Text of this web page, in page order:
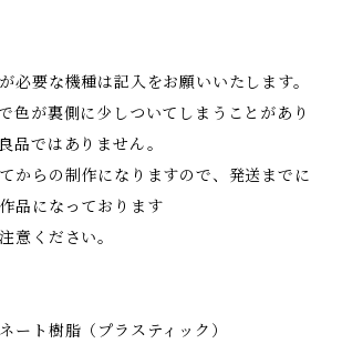
必要な機種は記入をお願いいたします。
色が裏側に少しついてしまうことがあり
品ではありません。
からの制作になりますので、発送までに
品になっております
意ください。
ート樹脂（プラスティック）